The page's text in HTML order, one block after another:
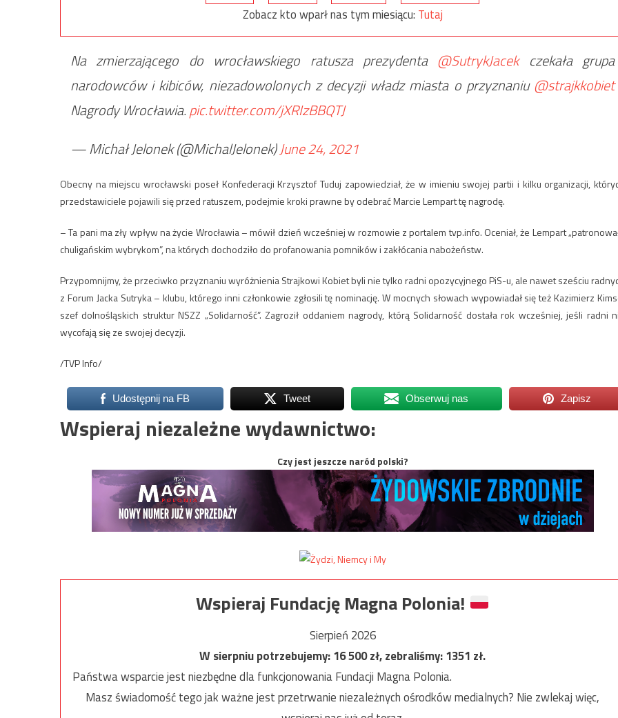
Zobacz kto wparł nas tym miesiącu: Tutaj
Na zmierzającego do wrocławskiego ratusza prezydenta @SutrykJacekczekała grupa
narodowców i kibiców, niezadowolonych z decyzji władz miasta o przyznaniu@strajkkobiet
Nagrody Wrocławia.pic.twitter.com/jXRIzBBQTJ
— Michał Jelonek (@MichalJelonek)June 24, 2021
Obecny na miejscu wrocławski poseł Konfederacji Krzysztof Tuduj zapowiedział, że w imieniu swojej partii i kilku organizacji,
przedstawiciele pojawili się przed ratuszem, podejmie kroki prawne by odebrać Marcie Lempart tę nagrodę.
– Ta pani ma zły wpływ na życie Wrocławia – mówił dzień wcześniej w rozmowie z portalem tvp.info. Oceniał, że Lempart
chuligańskim wybrykom”, na których dochodziło do profanowania pomników i zakłócania nabożeństw.
Przypomnijmy, że przeciwko przyznaniu wyróżnienia Strajkowi Kobiet byli nie tylko radni opozycyjnego PiS-u, ale nawet sześciu
z Forum Jacka Sutryka – klubu, którego inni członkowie zgłosili tę nominację. W mocnych słowach wypowiadał się też Kazimierz
szef dolnośląskich struktur NSZZ „Solidarność”. Zagroził oddaniem nagrody, którą Solidarność dostała rok wcześniej, jeśli radni
wycofają się ze swojej decyzji.
/TVP Info/
Udostępnij na FB Tweet Obserwuj nas Zapisz
Wspieraj niezależne wydawnictwo:
Czy jest jeszcze naród polski?
Wspieraj Fundację Magna Polonia!
Sierpień 2026
W sierpniu potrzebujemy:16 500zł, zebraliśmy:1351 zł.
Państwa wsparcie jest niezbędne dla funkcjonowania Fundacji Magna Polonia.
Masz świadomość tego jak ważne jest przetrwanie niezależnych ośrodków medialnych? Nie zwlekaj więc,